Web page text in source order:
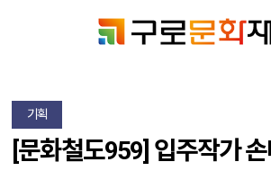
기획
[문화철도959] 입주작가 손